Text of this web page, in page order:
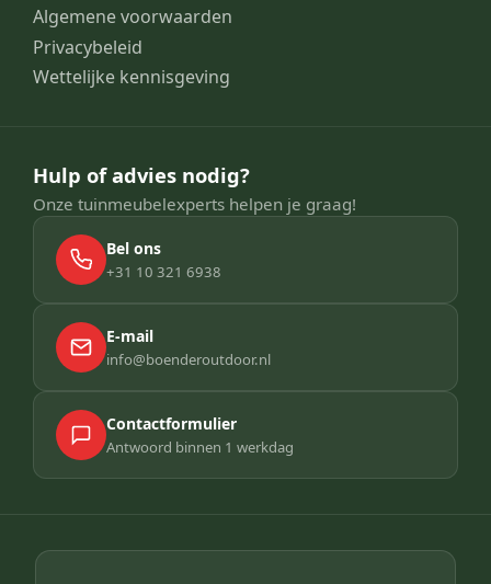
Algemene voorwaarden
Privacybeleid
Wettelijke kennisgeving
Hulp of advies nodig?
Onze tuinmeubelexperts helpen je graag!
Bel ons
+31 10 321 6938
E-mail
info@boenderoutdoor.nl
Contactformulier
Antwoord binnen 1 werkdag